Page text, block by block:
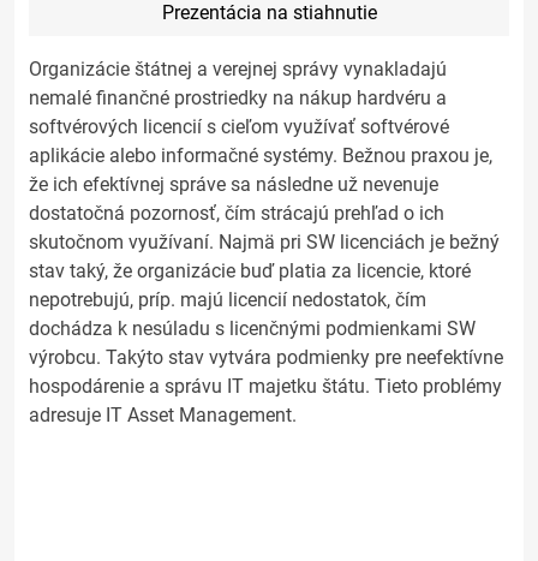
Prezentácia na stiahnutie
Organizácie štátnej a verejnej správy vynakladajú
nemalé finančné prostriedky na nákup hardvéru a
softvérových licencií s cieľom využívať softvérové
aplikácie alebo informačné systémy. Bežnou praxou je,
že ich efektívnej správe sa následne už nevenuje
dostatočná pozornosť, čím strácajú prehľad o ich
skutočnom využívaní. Najmä pri SW licenciách je bežný
stav taký, že organizácie buď platia za licencie, ktoré
nepotrebujú, príp. majú licencií nedostatok, čím
dochádza k nesúladu s licenčnými podmienkami SW
výrobcu. Takýto stav vytvára podmienky pre neefektívne
hospodárenie a správu IT majetku štátu. Tieto problémy
adresuje IT Asset Management.